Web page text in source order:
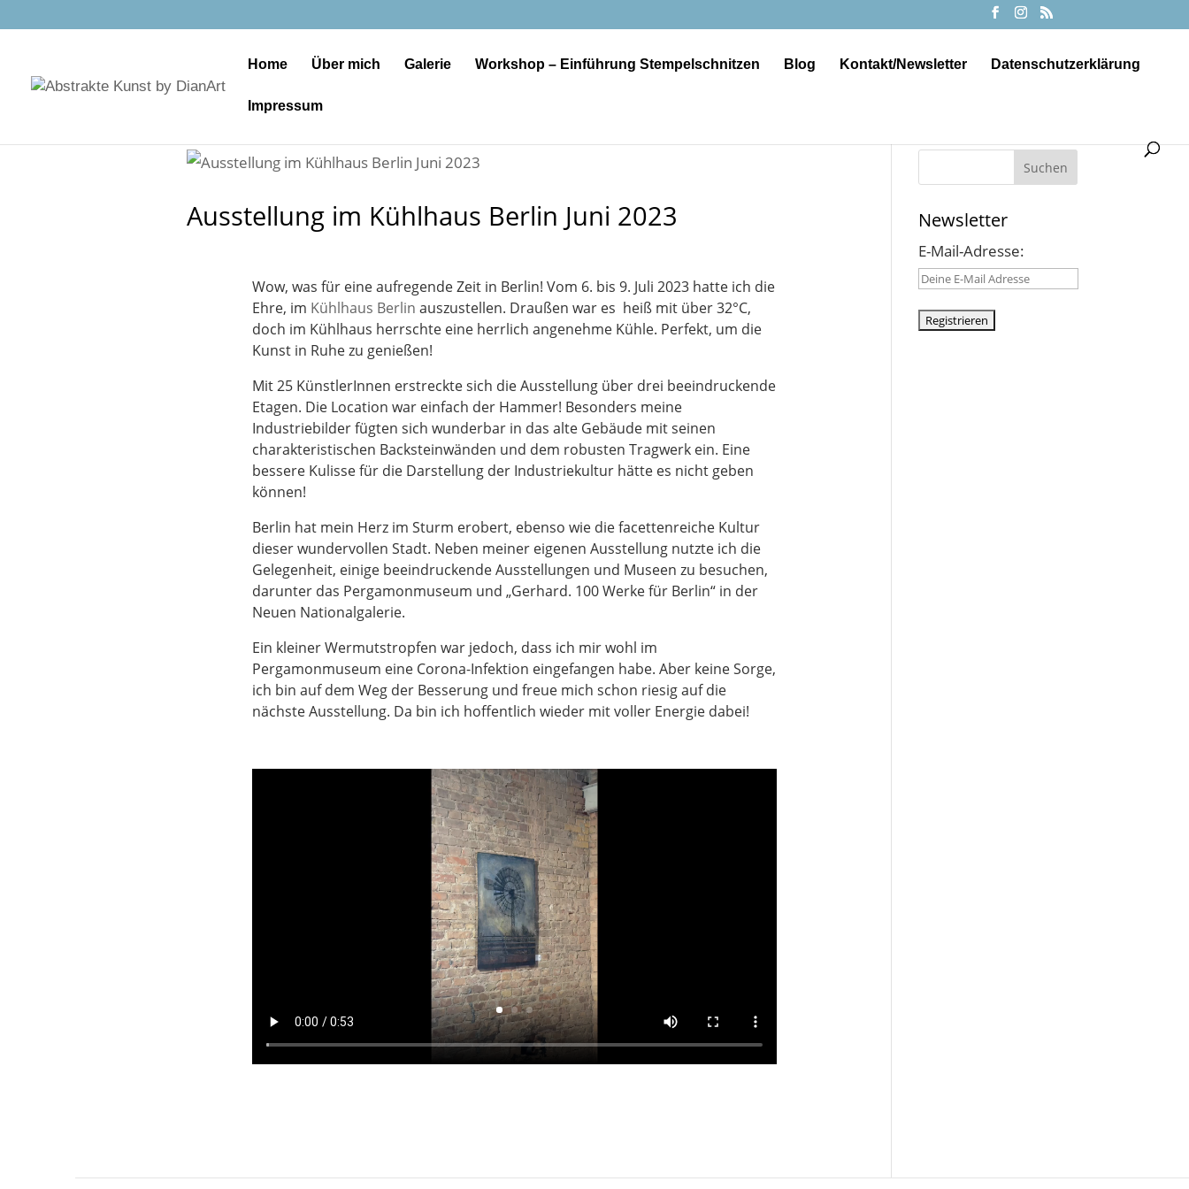
Home Über mich Galerie Workshop – Einführung Stempelschnitzen Blog Kontakt/Newsletter Datenschutzerklärung
Impressum
Ausstellung im Kühlhaus Berlin Juni 2023
Wow, was für eine aufregende Zeit in Berlin! Vom 6. bis 9. Juli 2023 hatte ich die
Ehre, im Kühlhaus Berlin auszustellen. Draußen war es heiß mit über 32°C,
doch im Kühlhaus herrschte eine herrlich angenehme Kühle. Perfekt, um die
Kunst in Ruhe zu genießen!
Mit 25 KünstlerInnen erstreckte sich die Ausstellung über drei beeindruckende
Etagen. Die Location war einfach der Hammer! Besonders meine
Industriebilder fügten sich wunderbar in das alte Gebäude mit seinen
charakteristischen Backsteinwänden und dem robusten Tragwerk ein. Eine
bessere Kulisse für die Darstellung der Industriekultur hätte es nicht geben
können!
Berlin hat mein Herz im Sturm erobert, ebenso wie die facettenreiche Kultur
dieser wundervollen Stadt. Neben meiner eigenen Ausstellung nutzte ich die
Gelegenheit, einige beeindruckende Ausstellungen und Museen zu besuchen,
darunter das Pergamonmuseum und „Gerhard. 100 Werke für Berlin“ in der
Neuen Nationalgalerie.
Ein kleiner Wermutstropfen war jedoch, dass ich mir wohl im
Pergamonmuseum eine Corona-Infektion eingefangen habe. Aber keine Sorge,
ich bin auf dem Weg der Besserung und freue mich schon riesig auf die
nächste Ausstellung. Da bin ich hoffentlich wieder mit voller Energie dabei!
Suchen
Newsletter
E-Mail-Adresse: